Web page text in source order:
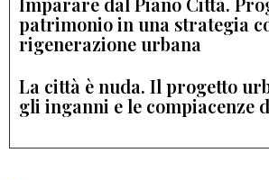
patrimonio in una strategia
rigenerazione urbana
La città è nuda. Il progetto
gli inganni e le compiacenze